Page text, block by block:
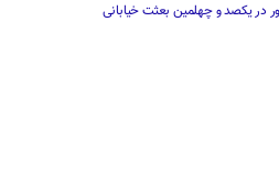
در یکصد و چهلمین بعثت خیابانی